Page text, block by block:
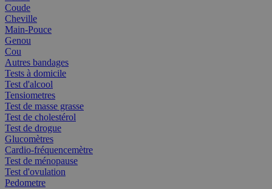
Coude
Cheville
Main-Pouce
Genou
Cou
Autres bandages
Tests à domicile
Test d'alcool
Tensiometres
Test de masse grasse
Test de cholestérol
Test de drogue
Glucomètres
Cardio-fréquencemètre
Test de ménopause
Test d'ovulation
Pedometre